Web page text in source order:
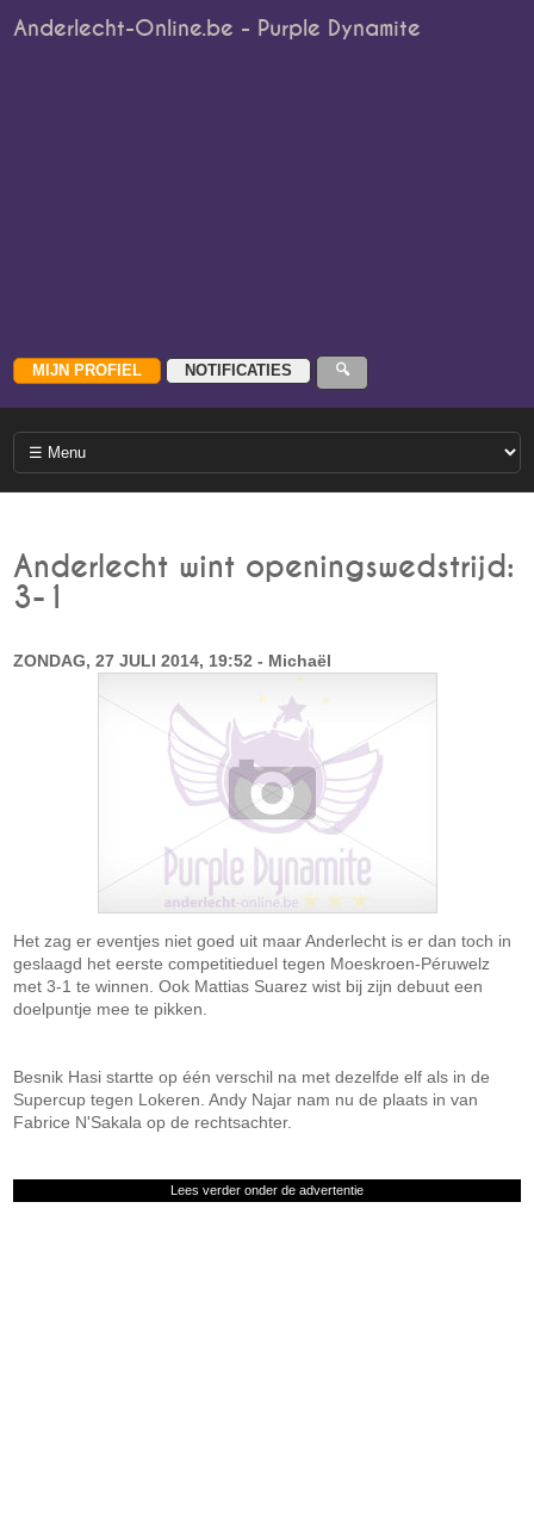
Anderlecht-Online.be - Purple Dynamite
Anderlecht wint openingswedstrijd:
3-1
ZONDAG, 27 JULI 2014, 19:52 - Michaël
Het zag er eventjes niet goed uit maar Anderlecht is er dan toch in
geslaagd het eerste competitieduel tegen Moeskroen-Péruwelz
met 3-1 te winnen. Ook Mattias Suarez wist bij zijn debuut een
doelpuntje mee te pikken.
Besnik Hasi startte op één verschil na met dezelfde elf als in de
Supercup tegen Lokeren. Andy Najar nam nu de plaats in van
Fabrice N'Sakala op de rechtsachter.
Lees verder onder de advertentie